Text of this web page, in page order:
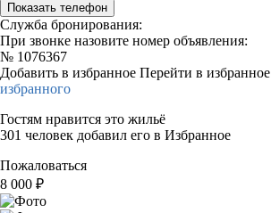
Показать телефон
Служба бронирования:
При звонке назовите номер объявления:
№ 1076367
Добавить в избранное Перейти в избранное
избранного
Гостям нравится это жильё
301 человек добавил его в Избранное
Пожаловаться
8 000 ₽